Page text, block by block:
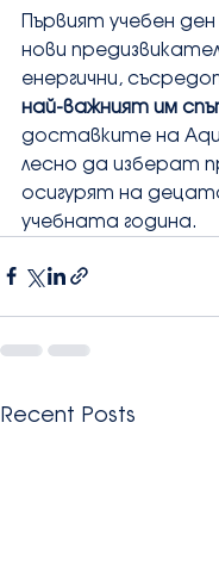
Първият учебен
нови
енергични,
най-важният им
доставките на
лесно да изберат
осигурят на
учебната година.
Recent Posts